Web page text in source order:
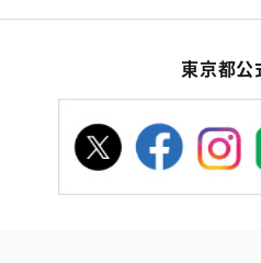
東京都公